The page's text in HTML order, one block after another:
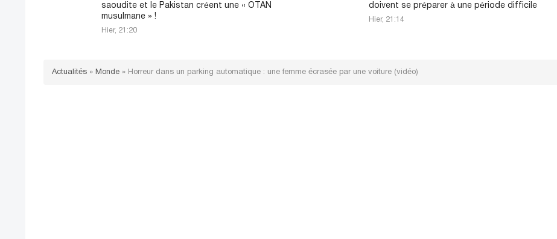
saoudite et le Pakistan créent une « OTAN
musulmane » !
Hier, 21:20
doivent se préparer à une période difficile
Hier, 21:14
Actualités » Monde » Horreur dans un parking automatique : une femme écrasée par une voiture (vidéo)